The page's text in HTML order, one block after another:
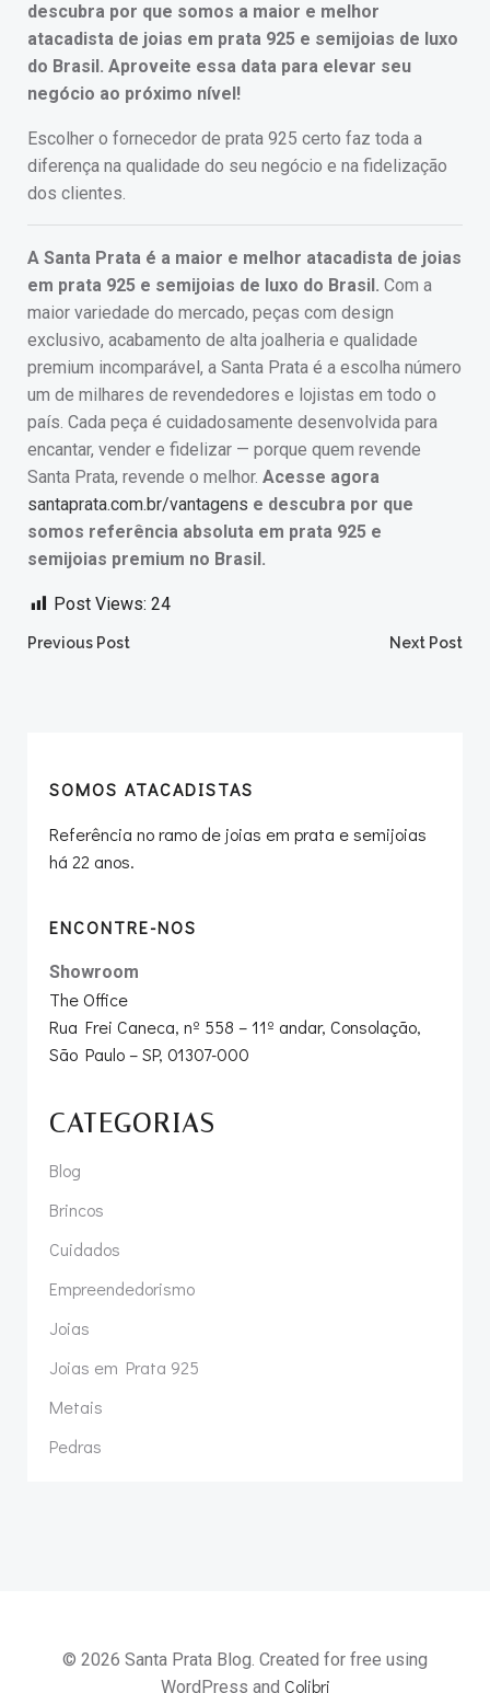
descubra por que somos a maior e melhor
atacadista de joias em prata 925 e semijoias de luxo
do Brasil. Aproveite essa data para elevar seu
negócio ao próximo nível!
Escolher o fornecedor de prata 925 certo faz toda a
diferença na qualidade do seu negócio e na fidelização
dos clientes.
A Santa Prata é a maior e melhor atacadista de joias
em prata 925 e semijoias de luxo do Brasil. Com a
maior variedade do mercado, peças com design
exclusivo, acabamento de alta joalheria e qualidade
premium incomparável, a Santa Prata é a escolha número
um de milhares de revendedores e lojistas em todo o
país. Cada peça é cuidadosamente desenvolvida para
encantar, vender e fidelizar — porque quem revende
Santa Prata, revende o melhor. Acesse agora
santaprata.com.br/vantagens e descubra por que
somos referência absoluta em prata 925 e
semijoias premium no Brasil.
Post Views: 24
Post
Previous Post Next Post
SOMOS ATACADISTAS
Referência no ramo de joias em prata e semijoias
há 22 anos.
ENCONTRE-NOS
Showroom
The Office
Rua Frei Caneca, nº 558 – 11º andar, Consolação,
São Paulo – SP, 01307-000
CATEGORIAS
Blog
Brincos
Cuidados
Empreendedorismo
Joias
Joias em Prata 925
Metais
Pedras
© 2026 Santa Prata Blog. Created for free using
WordPress and Colibri